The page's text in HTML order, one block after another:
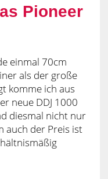
Pioneer
einmal 70cm
als der große
komme ich aus
neue DDJ 1000
diesmal nicht nur
auch der Preis ist